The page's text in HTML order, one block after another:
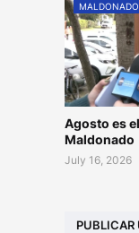
MALDONADO
Agosto es
Maldonado
July 16, 2026
PUBLICAR